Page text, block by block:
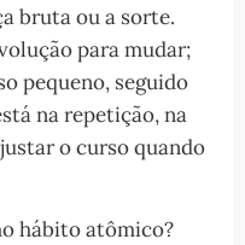
bruta ou a sorte.
para mudar;
pequeno, seguido
na repetição, na
o curso quando
hábito atômico?